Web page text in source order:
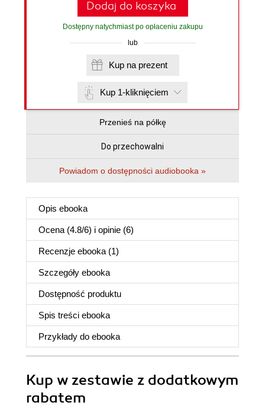
Dodaj do koszyka
Dostępny natychmiast po opłaceniu zakupu
lub
Kup na prezent
Kup 1-kliknięciem
Przenieś na półkę
Do przechowalni
Powiadom o dostępności audiobooka »
Opis ebooka
Ocena (4.8/6) i opinie (6)
Recenzje ebooka (1)
Szczegóły ebooka
Dostępność produktu
Spis treści ebooka
Przykłady do ebooka
Kup w zestawie z dodatkowym
rabatem